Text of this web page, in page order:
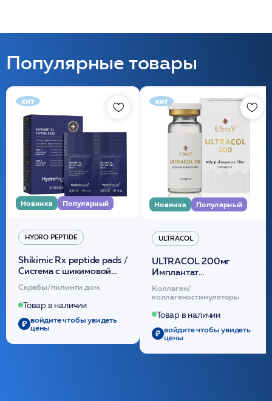
Популярные товары
хит
Новинка Популярный
HYDRO PEPTIDE
Shikimic Rx peptide pads /
Cистема с шикимовой
кислотой обновляющая
(30шт) /HP
Скрабы/пилинги дом.
Товар в наличии
войдите чтобы увидеть
цены
хит
Новинка Популярный
ULTRACOL
ULTRACOL 200мг
Имплантат
внутридермальный,
стерильный на основе
полидиоксанона
/ULTRACOL
Коллаген/
коллагеностимуляторы
Товар в наличии
войдите чтобы увидеть
цены